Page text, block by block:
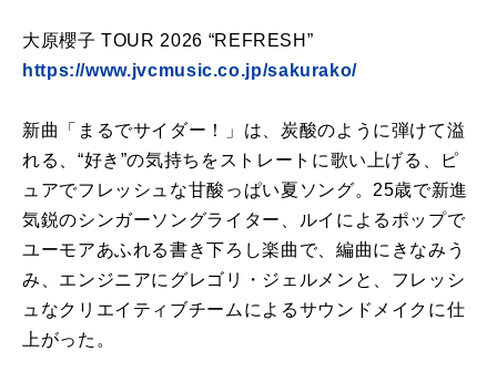
大原櫻子 TOUR 2026 “REFRESH”
https://www.jvcmusic.co.jp/sakurako/
新曲「まるでサイダー！」は、炭酸のように弾けて溢
れる、“好き”の気持ちをストレートに歌い上げる、ピ
ュアでフレッシュな甘酸っぱい夏ソング。25歳で新進
気鋭のシンガーソングライター、ルイによるポップで
ユーモアあふれる書き下ろし楽曲で、編曲にきなみう
み、エンジニアにグレゴリ・ジェルメンと、フレッシ
ュなクリエイティブチームによるサウンドメイクに仕
上がった。